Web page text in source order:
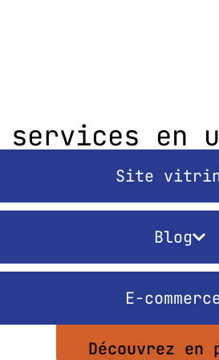
services en
Site
Blog
E-
Découvrez en